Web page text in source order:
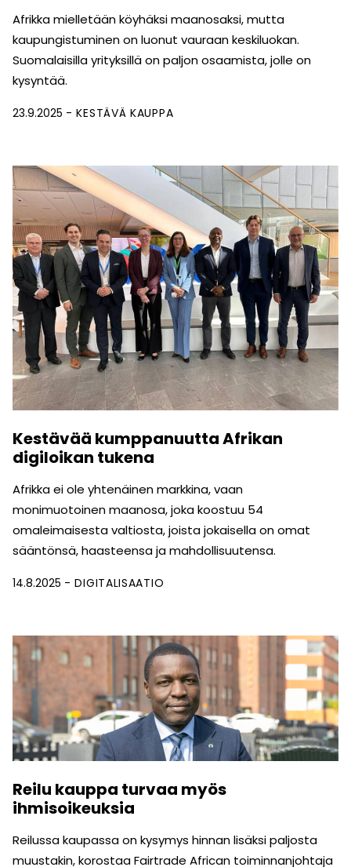
Afrikka mielletään köyhäksi maanosaksi, mutta
kaupungis­tuminen on luonut vauraan keskiluokan.
Suomalaisilla yrityksillä on paljon osaamista, jolle on
kysyntää.
23.9.2025 KESTÄVÄ KAUPPA
Kestävää kumppanuutta Afrikan
digiloikan tukena
Afrikka ei ole yhtenäinen markkina, vaan
monimuotoinen maanosa, joka koostuu 54
omaleimaisesta valtiosta, joista jokaisella on omat
sääntönsä, haasteensa ja mahdollisuutensa.
14.8.2025 DIGITALISAATIO
Reilu kauppa turvaa myös
ihmisoikeuksia
Reilussa kaupassa on kysymys hinnan lisäksi paljosta
muustakin, korostaa Fairtrade African toiminnanjohtaja